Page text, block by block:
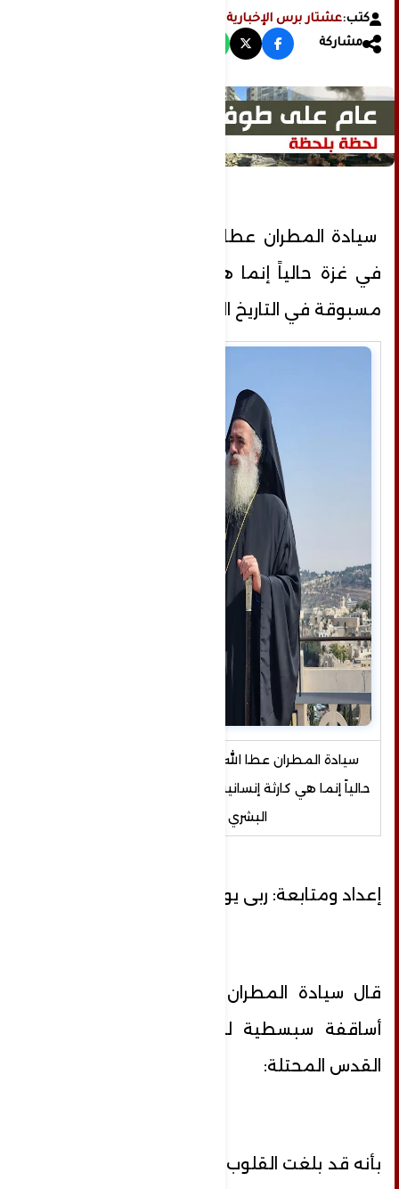
كتب:عشتار برس الإخبارية
مشاركة
سيادة المطران عطا الله حنا : ما يحدث
في غزة حالياً إنما هي كارثة إنسانية غير
مسبوقة في التاريخ البشري الحديث
سيادة المطران عطا الله حنا : ما يحدث في غزة
حالياً إنما هي كارثة إنسانية غير مسبوقة في التاريخ
البشري الحديث
إعداد ومتابعة: ربى يوسف شاهين
قال سيادة المطران عطا الله حنا رئيس
أساقفة سبسطية للروم الأرثوذكس من
القدس المحتلة:
بأنه قد بلغت القلوب الحناجر وانتهت حلول